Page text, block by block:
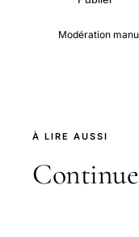
Modération
À LIRE AUSSI